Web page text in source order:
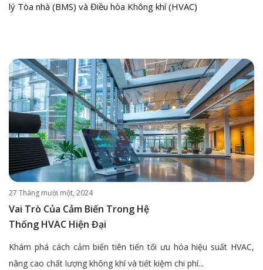
lý Tòa nhà (BMS) và Điều hòa Không khí (HVAC)
27 Tháng mười một, 2024
Vai Trò Của Cảm Biến Trong Hệ
Thống HVAC Hiện Đại
Khám phá cách cảm biến tiên tiến tối ưu hóa hiệu suất HVAC,
nâng cao chất lượng không khí và tiết kiệm chi phí...